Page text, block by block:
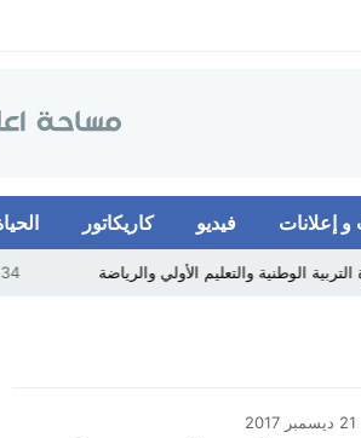
إعلانات فيديو كاريكاتور
والتعليم الأولي والرياضة